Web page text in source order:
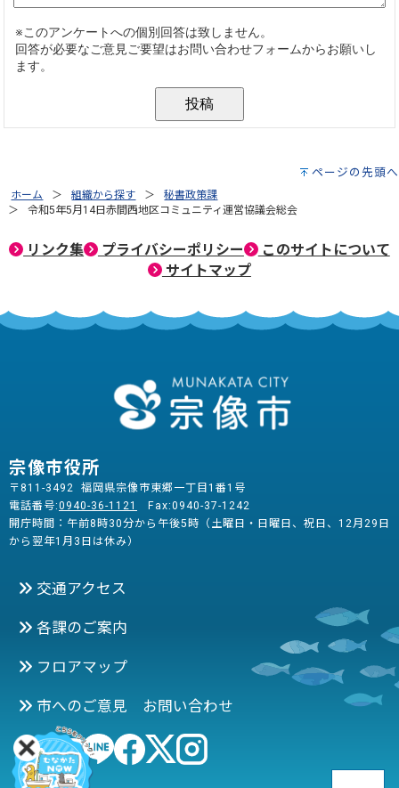
ページの先頭へ
ホーム 組織から探す
秘書政策課
令和5年5月14日赤間西地区コミュニティ運営協議会総会
リンク集 プライバシーポリシー
このサイトについて
サイトマップ
宗像市役所
〒811-3492 福岡県宗像市東郷一丁目1番1号
電話番号:0940-36-1121
Fax:0940-37-1242
開庁時間：午前8時30分から午後5時（土曜日・日曜日、祝日、12月29日
から翌年1月3日は休み）
交通アクセス
各課のご案内
フロアマップ
市へのご意見 お問い合わせ